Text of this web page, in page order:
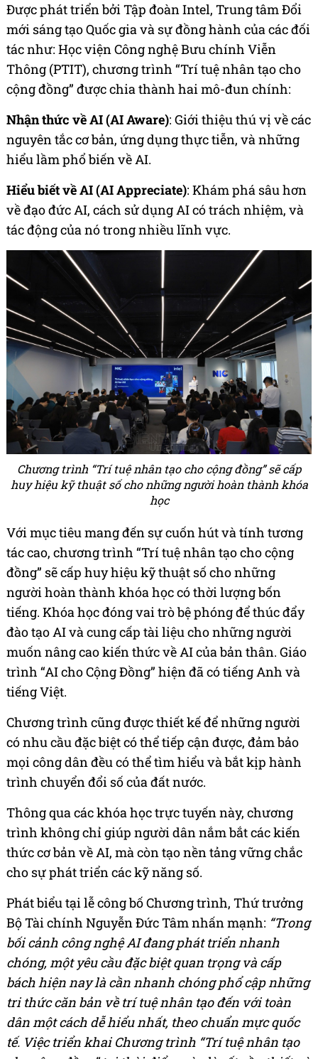
Được phát triển bởi Tập đoàn Intel, Trung tâm Đổi
mới sáng tạo Quốc gia và sự đồng hành của các đối
tác như: Học viện Công nghệ Bưu chính Viễn
Thông (PTIT), chương trình “Trí tuệ nhân tạo cho
cộng đồng” được chia thành hai mô-đun chính:
Nhận thức về AI (AI Aware): Giới thiệu thú vị về các
nguyên tắc cơ bản, ứng dụng thực tiễn, và những
hiểu lầm phổ biến về AI.
Hiểu biết về AI (AI Appreciate): Khám phá sâu hơn
về đạo đức AI, cách sử dụng AI có trách nhiệm, và
tác động của nó trong nhiều lĩnh vực.
Chương trình “Trí tuệ nhân tạo cho cộng đồng” sẽ cấp
huy hiệu kỹ thuật số cho những người hoàn thành khóa
học
Với mục tiêu mang đến sự cuốn hút và tính tương
tác cao, chương trình “Trí tuệ nhân tạo cho cộng
đồng” sẽ cấp huy hiệu kỹ thuật số cho những
người hoàn thành khóa học có thời lượng bốn
tiếng. Khóa học đóng vai trò bệ phóng để thúc đẩy
đào tạo AI và cung cấp tài liệu cho những người
muốn nâng cao kiến thức về AI của bản thân. Giáo
trình “AI cho Cộng Đồng” hiện đã có tiếng Anh và
tiếng Việt.
Chương trình cũng được thiết kế để những người
có nhu cầu đặc biệt có thể tiếp cận được, đảm bảo
mọi công dân đều có thể tìm hiểu và bắt kịp hành
trình chuyển đổi số của đất nước.
Thông qua các khóa học trực tuyến này, chương
trình không chỉ giúp người dân nắm bắt các kiến
thức cơ bản về AI, mà còn tạo nền tảng vững chắc
cho sự phát triển các kỹ năng số.
Phát biểu tại lễ công bố Chương trình, Thứ trưởng
Bộ Tài chính Nguyễn Đức Tâm nhấn mạnh: “Trong
bối cảnh công nghệ AI đang phát triển nhanh
chóng, một yêu cầu đặc biệt quan trọng và cấp
bách hiện nay là cần nhanh chóng phổ cập những
tri thức căn bản về trí tuệ nhân tạo đến với toàn
dân một cách dễ hiểu nhất, theo chuẩn mực quốc
tế. Việc triển khai Chương trình “Trí tuệ nhân tạo